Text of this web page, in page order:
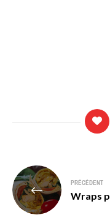
Navigation
de
l’article
PRÉCÉDENT
Wraps